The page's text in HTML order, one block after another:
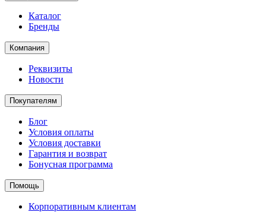
Каталог
Бренды
Компания
Реквизиты
Новости
Покупателям
Блог
Условия оплаты
Условия доставки
Гарантия и возврат
Бонусная программа
Помощь
Корпоративным клиентам